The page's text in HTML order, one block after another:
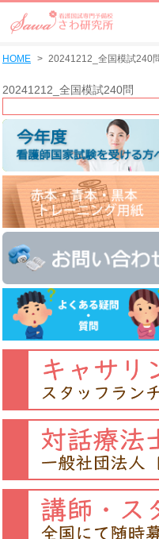
HOME 20241212_全国模試240
20241212_全国模試240問